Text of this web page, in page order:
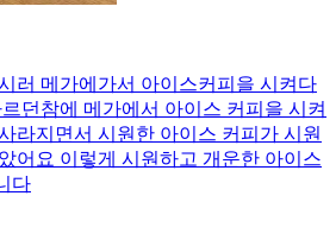
러 메가에가서 아이스커피을 시켜다
던참에 메가에서 아이스 커피을 시켜
라지면서 시원한 아이스 커피가 시원
어요 이렇게 시원하고 개운한 아이스
다